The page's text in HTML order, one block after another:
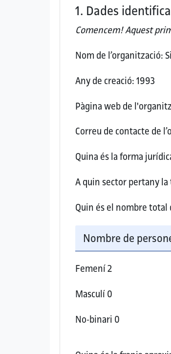
1. Dades
Comencem! Aquest
Nom de l’organització:
Any de creació:1993
Pàgina web de
Correu de contacte de
Quina és la forma
A quin sector pertany
Quin és el nombre
Nombre de
Femení2
Masculí0
No-binari 0